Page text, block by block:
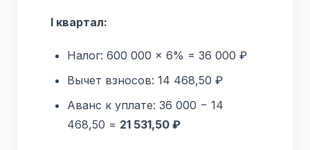
I квартал:
Налог: 600 000 × 6% = 36 000 ₽
Вычет взносов: 14 468,50 ₽
Аванс к уплате: 36 000 − 14
468,50 = 21 531,50 ₽